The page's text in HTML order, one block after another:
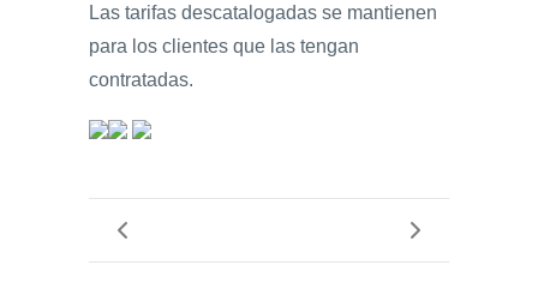
Las tarifas descatalogadas se mantienen
para los clientes que las tengan
contratadas.